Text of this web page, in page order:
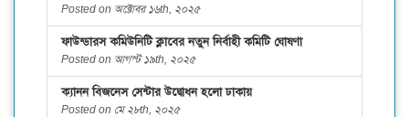
Posted on অক্টোবর ১৬th, ২০২৫
ফাউন্ডারস কমিউনিটি ক্লাবের নতুন নির্বাহী কমিটি ঘোষণা
Posted on আগস্ট ১৯th, ২০২৫
ক্যানন বিজনেস সেন্টার উদ্বোধন হলো ঢাকায়
Posted on মে ২৮th, ২০২৫